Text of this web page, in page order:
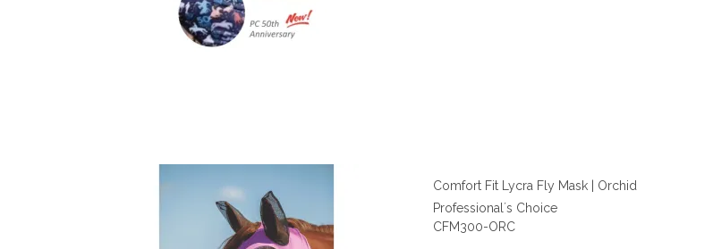
Comfort Fit Lycra Fly Mask | Orchid
Professional´s Choice
CFM300-ORC